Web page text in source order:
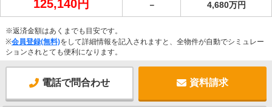
125,140円 － 4,680万円
※返済金額はあくまでも目安です。
※会員登録(無料)をして詳細情報を記入されますと、全物件が自動でシミュレー
ションされとても便利になります。
電話で問合わせ 資料請求